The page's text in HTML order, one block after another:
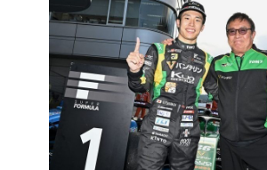
ル・
ウ
イ
ン
で
今
季
3
勝
目
を
挙
げ、
堂々